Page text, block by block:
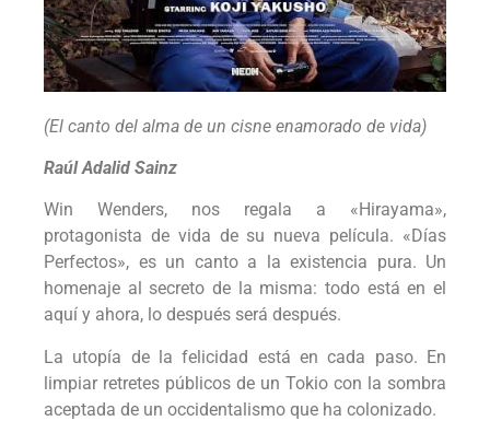
(El canto del alma de un cisne enamorado de vida)
Raúl Adalid Sainz
Win Wenders, nos regala a «Hirayama»,
protagonista de vida de su nueva película. «Días
Perfectos», es un canto a la existencia pura. Un
homenaje al secreto de la misma: todo está en el
aquí y ahora, lo después será después.
La utopía de la felicidad está en cada paso. En
limpiar retretes públicos de un Tokio con la sombra
aceptada de un occidentalismo que ha colonizado.